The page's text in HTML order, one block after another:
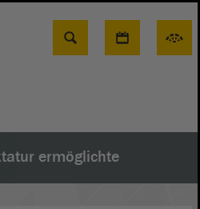
Suche
ermöglichte